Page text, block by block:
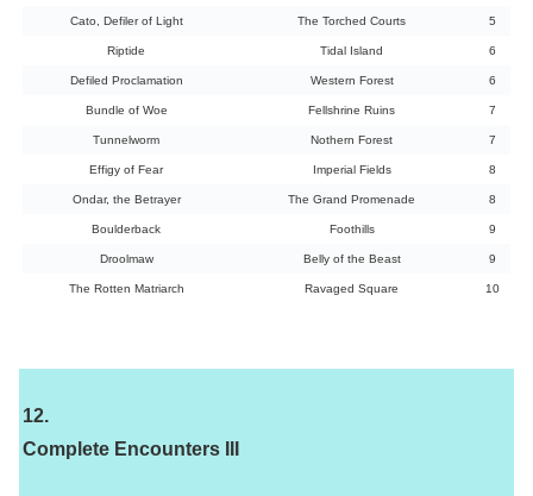
Cato, Defiler of Light The Torched Courts 5
Riptide Tidal Island 6
Defiled Proclamation Western Forest 6
Bundle of Woe Fellshrine Ruins 7
Tunnelworm Nothern Forest 7
Effigy of Fear Imperial Fields 8
Ondar, the Betrayer The Grand Promenade 8
Boulderback Foothills 9
Droolmaw Belly of the Beast 9
The Rotten Matriarch Ravaged Square 10
12.
Complete Encounters III